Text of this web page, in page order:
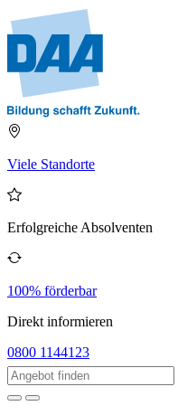
Viele Standorte
Erfolgreiche Absolventen
100% förderbar
Direkt informieren
0800 1144123